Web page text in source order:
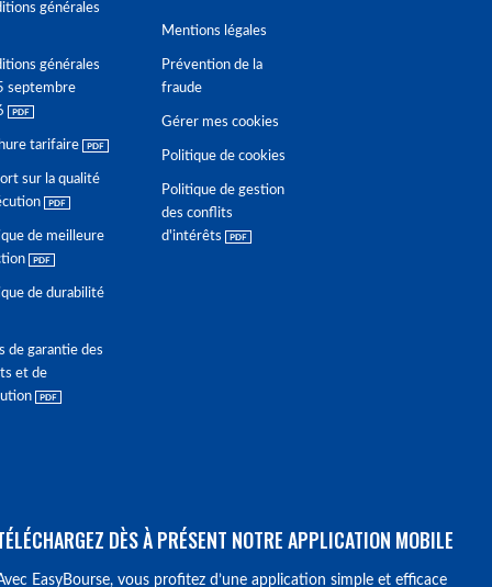
générales
générales
septembre
tarifaire
sur la qualité
de meilleure
de durabilité
de garantie des
et de
Mentions légales
Prévention de la
fraude
Gérer mes cookies
Politique de cookies
Politique de gestion
des conflits
d'intérêts
DÈS À PRÉSENT NOTRE APPLICATION MOBILE
EasyBourse, vous profitez d’une application simple et efficace